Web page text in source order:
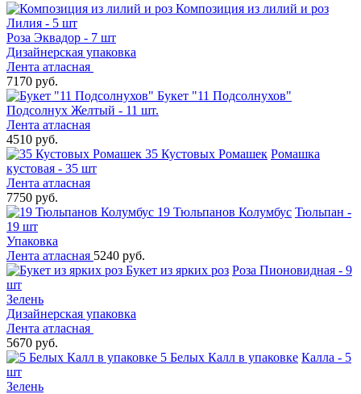
Композиция из лилий и роз
Лилия - 5 шт
Роза Эквадор - 7 шт
Дизайнерская упаковка
Лента атласная
7170 руб.
Букет "11 Подсолнухов"
Подсолнух Желтый - 11 шт.
Лента атласная
4510 руб.
35 Кустовых Ромашек Ромашка
кустовая - 35 шт
Лента атласная
7750 руб.
19 Тюльпанов Колумбус Тюльпан -
19 шт
Упаковка
Лента атласная 5240 руб.
Букет из ярких роз Роза Пионовидная - 9
шт
Зелень
Дизайнерская упаковка
Лента атласная
5670 руб.
5 Белых Калл в упаковке Калла - 5
шт
Зелень